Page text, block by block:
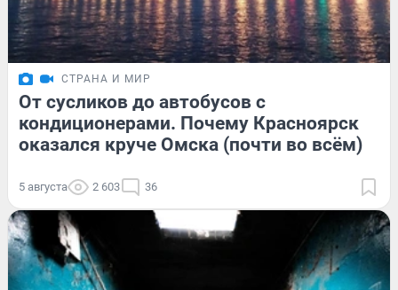
СТРАНА И МИР
От сусликов до автобусов с
кондиционерами. Почему Красноярск
оказался круче Омска (почти во всём)
5 августа 2 603 36